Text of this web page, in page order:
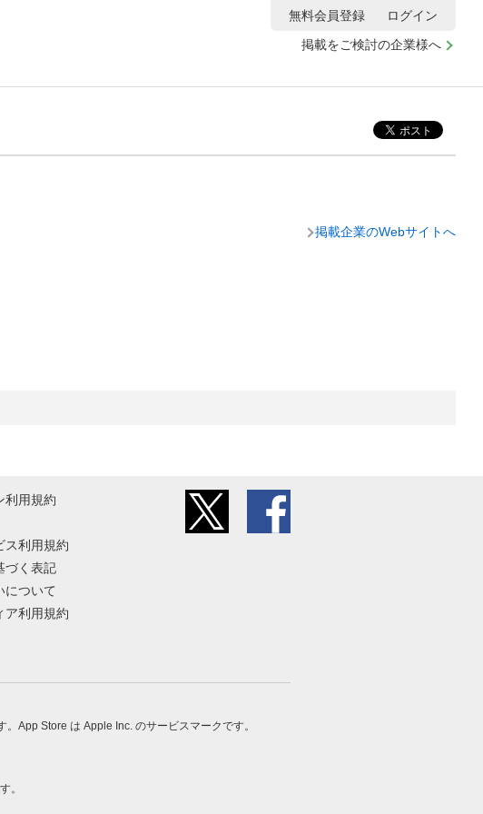
掲載をご検討の企業様へ
無料会員登録 ログイン
掲載企業のWebサイトへ
利用規約
ス利用規約
づく表記
について
ア利用規約
App Store は Apple Inc. のサービスマークです。
。